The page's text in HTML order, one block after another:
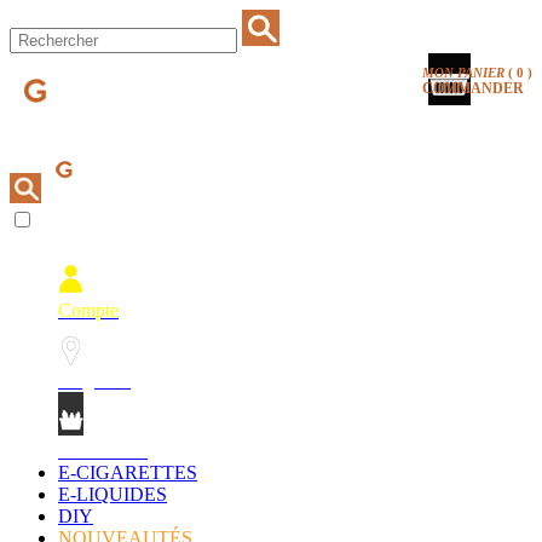
MON PANIER ( 0 )
COMMANDER
Compte
E-CIGARETTES
E-LIQUIDES
DIY
NOUVEAUTÉS